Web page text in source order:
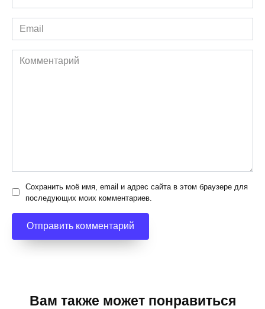
*
Email
*
Комментарий
Сохранить моё имя, email и адрес сайта в этом браузере для
последующих моих комментариев.
Вам также может понравиться